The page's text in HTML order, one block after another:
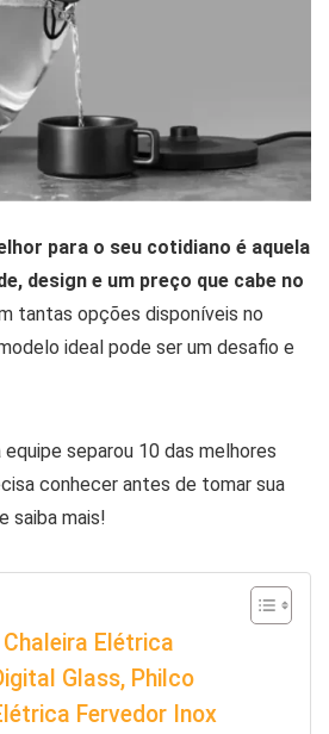
para o seu cotidiano é aquela
design e um preço que cabe no
tantas opções disponíveis no
ideal pode ser um desafio e
equipe separou 10 das melhores
conhecer antes de tomar sua
saiba mais!
Elétrica
Glass, Philco
Fervedor Inox